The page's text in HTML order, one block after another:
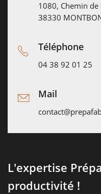
1080, Chemin de
38330
Téléphone
04 38 92 01 25
Mail
L'expertise
productivité !